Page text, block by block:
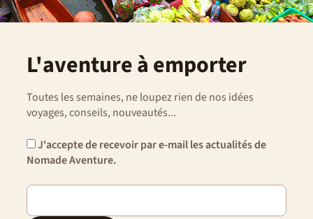
L'aventure à emporter
Toutes les semaines, ne loupez rien de nos idées
voyages, conseils, nouveautés...
J'accepte de recevoir par e-mail les actualités de
Nomade Aventure.